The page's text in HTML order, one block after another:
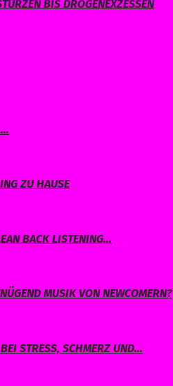
BIS DROGENEXZESSEN
ZU HAUSE
BACK LISTENING…
MUSIK VON NEWCOMERN?
STRESS, SCHMERZ UND…